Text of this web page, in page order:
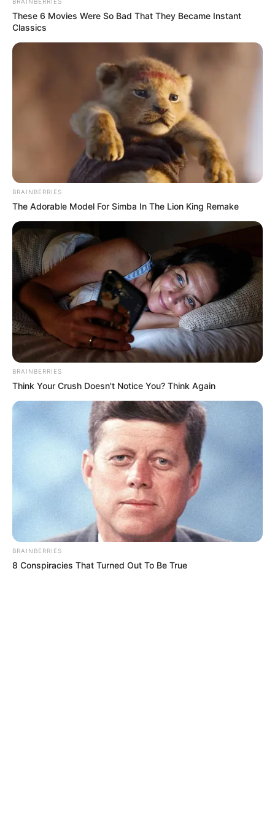
VENDEDORES AMBULANTES EN BOGOTÁ
GOBIERNO DISTRITAL
TRANSMILENIO SITP
MANTÉNGASE EN ALERTA
Tenemos todas las noticias que le
interesan. Para estar bien informado, por
favor, active las notificaciones de Alerta.
ACTIVAR AHORA
TEMAS DESTACADOS
RECIBO DEL AGUA
LOCALIDAD DE USAQUÉN
CUNDINAMARCA
DESAPARECIDOS
CORTES DE LUZ
LOCALIDAD DE ENGATIVÁ
REGIOTRAM DE OCCIDENTE
LOCALIDAD DE SUBA
These 6 Movies Were So Bad That They Became Instant
Classics
BRAINBERRIES
The Adorable Model For Simba In The Lion King Remake
BRAINBERRIES
Think Your Crush Doesn't Notice You? Think Again
BRAINBERRIES
8 Conspiracies That Turned Out To Be True